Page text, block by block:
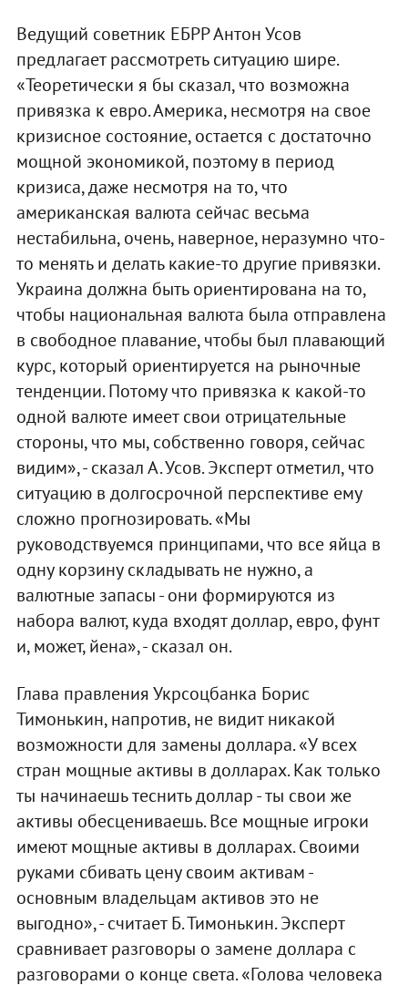
Ведущий советник ЕБРР Антон Усов
предлагает рассмотреть ситуацию шире.
«Теоретически я бы сказал, что возможна
привязка к евро. Америка, несмотря на свое
кризисное состояние, остается с достаточно
мощной экономикой, поэтому в период
кризиса, даже несмотря на то, что
американская валюта сейчас весьма
нестабильна, очень, наверное, неразумно что-
то менять и делать какие-то другие привязки.
Украина должна быть ориентирована на то,
чтобы национальная валюта была отправлена
в свободное плавание, чтобы был плавающий
курс, который ориентируется на рыночные
тенденции. Потому что привязка к какой-то
одной валюте имеет свои отрицательные
стороны, что мы, собственно говоря, сейчас
видим», - сказал А. Усов. Эксперт отметил, что
ситуацию в долгосрочной перспективе ему
сложно прогнозировать. «Мы
руководствуемся принципами, что все яйца в
одну корзину складывать не нужно, а
валютные запасы - они формируются из
набора валют, куда входят доллар, евро, фунт
и, может, йена», - сказал он.
Глава правления Укрсоцбанка Борис
Тимонькин, напротив, не видит никакой
возможности для замены доллара. «У всех
стран мощные активы в долларах. Как только
ты начинаешь теснить доллар - ты свои же
активы обесцениваешь. Все мощные игроки
имеют мощные активы в долларах. Своими
руками сбивать цену своим активам -
основным владельцам активов это не
выгодно», - считает Б. Тимонькин. Эксперт
сравнивает разговоры о замене доллара с
разговорами о конце света. «Голова человека